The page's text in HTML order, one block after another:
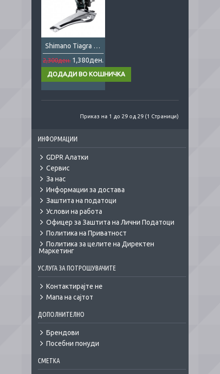
Shimano Tiagra 4700 2x10
2,300ден. 1,380ден.
Приказ на 1 до 29 од 29 (1 Страници)
ИНФОРМАЦИИ
GDPR Алатки
Сервис
За нас
Информации за достава
Заштита на податоци
Услови на работа
Офицер за Заштита на Лични Податоци
Политика на Приватност
Политика за целите на Директен
Маркетинг
УСЛУГА ЗА ПОТРОШУВАЧИТЕ
Контактирајте не
Мапа на сајтот
ДОПОЛНИТЕЛНО
Брендови
Посебни понуди
СМЕТКА